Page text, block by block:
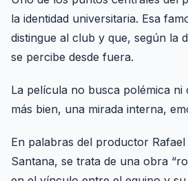
la identidad universitaria. Esa
distingue al club y que, según la
se percibe desde fuera.
La película no busca polémica ni
más bien, una mirada interna,
En palabras del productor
Santana, se trata de una obra